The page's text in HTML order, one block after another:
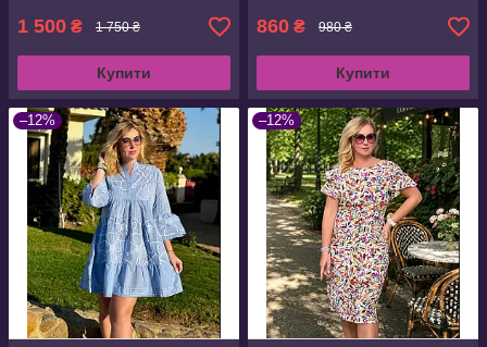
1 500 ₴ 1 750 ₴
Купити
860 ₴ 980 ₴
Купити
–12% –12%